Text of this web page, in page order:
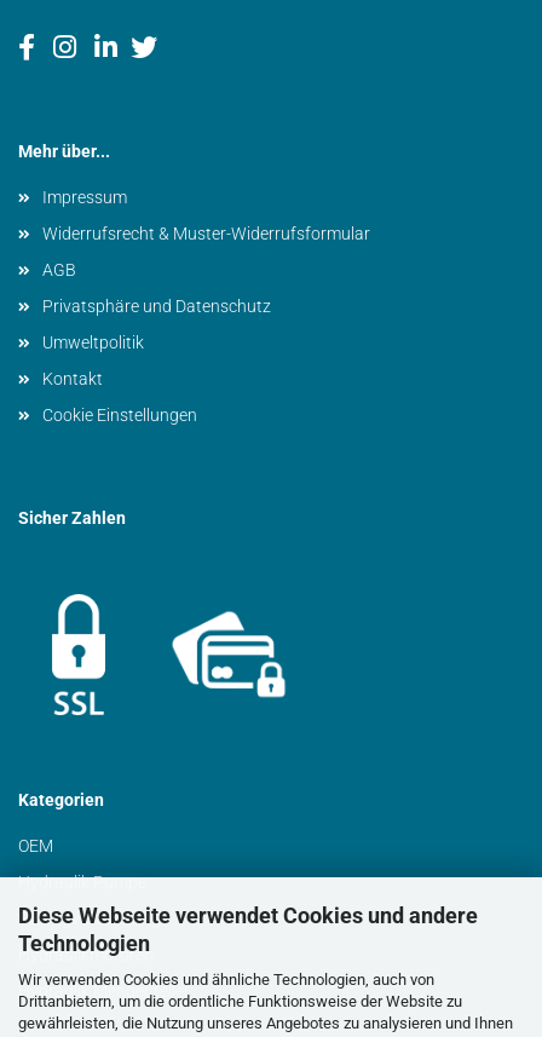
Diese Webseite verwendet Cookies und andere
Technologien
Wir verwenden Cookies und ähnliche Technologien, auch von
Drittanbietern, um die ordentliche Funktionsweise der Website zu
gewährleisten, die Nutzung unseres Angebotes zu analysieren und Ihnen
Mehr über...
Impressum
Widerrufsrecht & Muster-Widerrufsformular
AGB
Privatsphäre und Datenschutz
Umweltpolitik
Kontakt
Cookie Einstellungen
Sicher Zahlen
Kategorien
OEM
Hydraulik Pumpe
Schrägverzahnung
Hydraulikmotoren
Hydraulik Mengenteiler